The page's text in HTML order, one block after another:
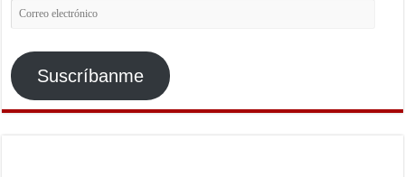
Correo
electrónico
Suscríbanme